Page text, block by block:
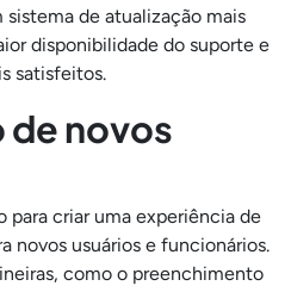
de atualização mais
disponibilidade do suporte e
satisfeitos.
novos
para criar uma experiência de
novos usuários e funcionários.
como o preenchimento